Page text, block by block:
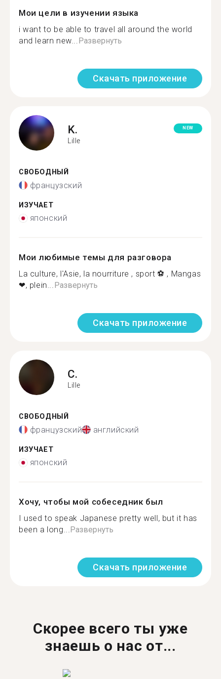
Мои цели в изучении языка
i want to be able to travel all around the world
and learn new...Развернуть
Скачать приложение
K.
Lille
NEW
СВОБОДНЫЙ
французский
ИЗУЧАЕТ
японский
Мои любимые темы для разговора
La culture, l'Asie, la nourriture , sport ⚽ , Mangas
❤, plein...Развернуть
Скачать приложение
C.
Lille
СВОБОДНЫЙ
французский английский
ИЗУЧАЕТ
японский
Хочу, чтобы мой собеседник был
I used to speak Japanese pretty well, but it has
been a long...Развернуть
Скачать приложение
Скорее всего ты уже
знаешь о нас от...